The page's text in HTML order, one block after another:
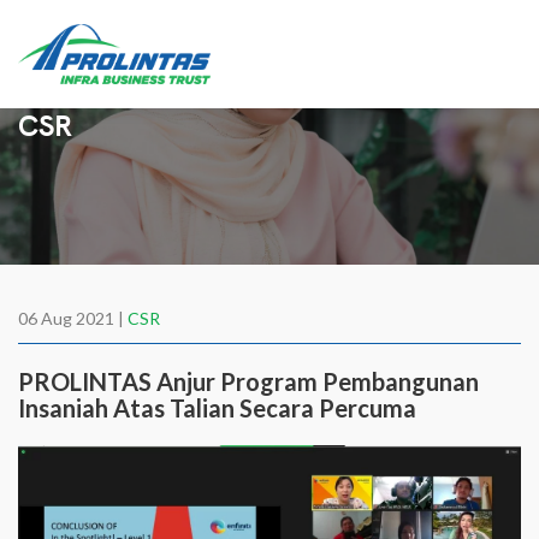
CSR
06 Aug 2021 | CSR
PROLINTAS Anjur Program Pembangunan
Insaniah Atas Talian Secara Percuma